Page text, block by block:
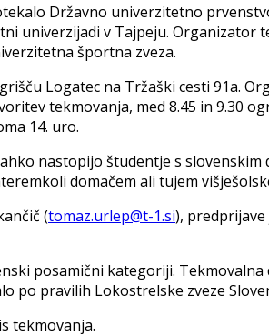
Državno univerzitetno
univerzijadi v Tajpeju. Organizator
športna zveza.
Logatec na Tržaški cesti 91a.
tekmovanja, med 8.45 in 9.30
14. uro.
nastopijo študentje s slovenskim
domačem ali tujem
(tomaz.urlep@t-1.si),
posamični kategoriji.
po pravilih Lokostrelske zveze
tekmovanja.